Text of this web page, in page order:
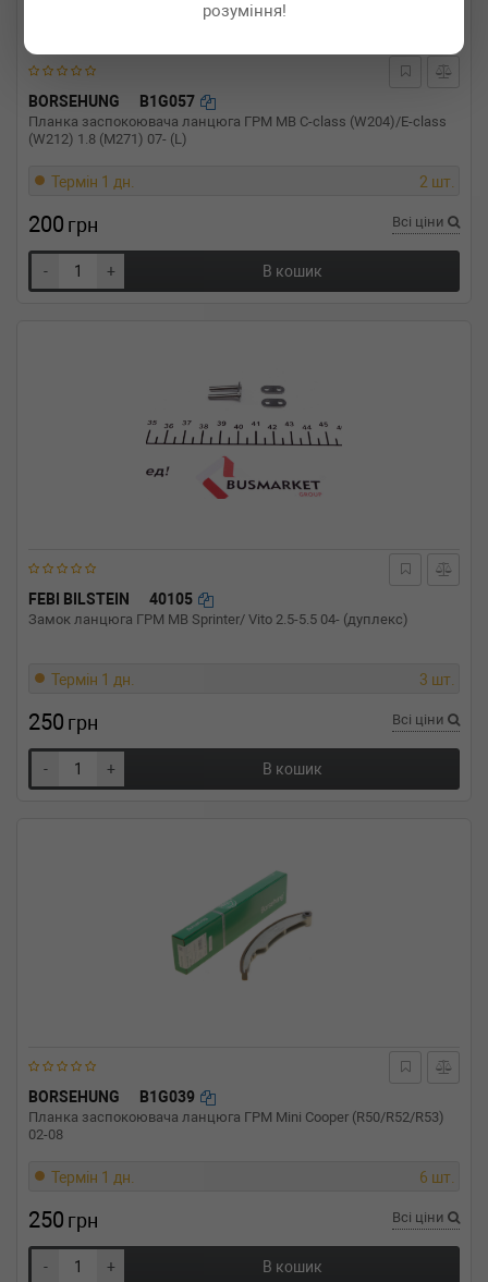
розуміння!
BORSEHUNG B1G057
Планка заспокоювача ланцюга ГРМ MB C-class (W204)/E-class
(W212) 1.8 (M271) 07- (L)
Термін 1 дн. 2 шт.
200 грн Всі ціни
- + В кошик
FEBI BILSTEIN 40105
Замок ланцюга ГРМ MB Sprinter/ Vito 2.5-5.5 04- (дуплекс)
Термін 1 дн. 3 шт.
250 грн Всі ціни
- + В кошик
BORSEHUNG B1G039
Планка заспокоювача ланцюга ГРМ Mini Cooper (R50/R52/R53)
02-08
Термін 1 дн. 6 шт.
250 грн Всі ціни
- + В кошик